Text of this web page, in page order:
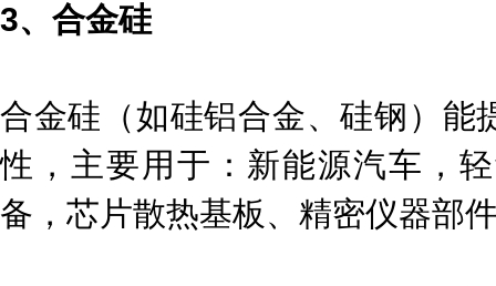
3、合金硅
合金硅（如硅铝合金、硅钢）能
性，主要用于：新能源汽车，
备，芯片散热基板、精密仪器部